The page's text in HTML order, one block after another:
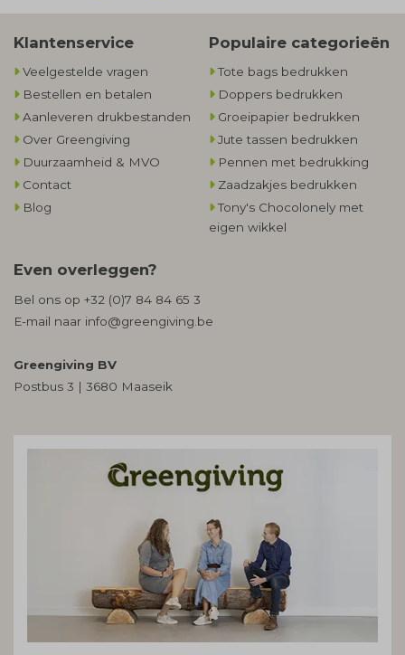
Klantenservice
Veelgestelde vragen
Bestellen en betalen
Aanleveren drukbestanden
Over Greengiving
Duurzaamheid & MVO
Contact
Blog
Populaire categorieën
Tote bags bedrukken
Doppers bedrukken
Groeipapier bedrukken
Jute tassen bedrukken
Pennen met bedrukking
Zaadzakjes bedrukken
Tony's Chocolonely met
eigen wikkel
Even overleggen?
Bel ons op +32 (0)7 84 84 65 3
E-mail naar info@greengiving.be
Greengiving BV
Postbus 3 | 3680 Maaseik